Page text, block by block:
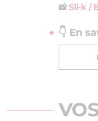
📸Sli-k /
👇 En